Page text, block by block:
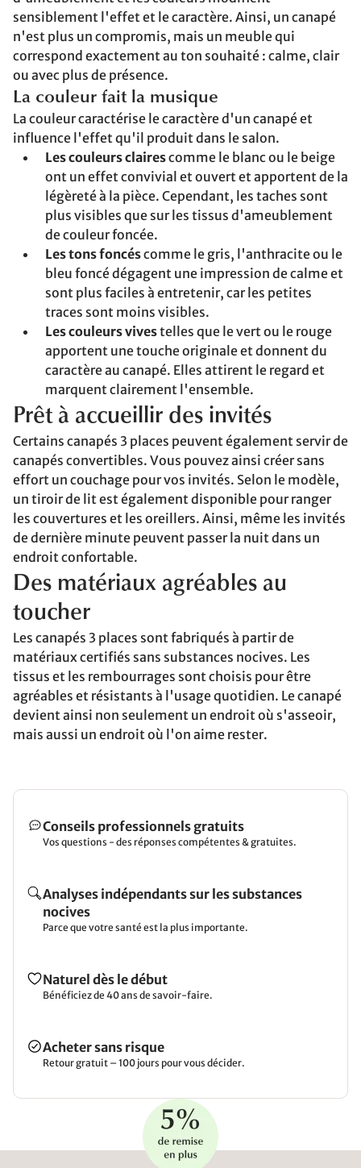
sensiblement l'effet et le caractère. Ainsi, un canapé
n'est plus un compromis, mais un meuble qui
correspond exactement au ton souhaité : calme, clair
ou avec plus de présence.
La couleur fait la musique
La couleur caractérise le caractère d'un canapé et
influence l'effet qu'il produit dans le salon.
Les couleurs clairescomme le blanc ou le beige
ont un effet convivial et ouvert et apportent de la
légèreté à la pièce. Cependant, les taches sont
plus visibles que sur les tissus d'ameublement
de couleur foncée.
Les tons foncéscomme le gris, l'anthracite ou le
bleu foncé dégagent une impression de calme et
sont plus faciles à entretenir, car les petites
traces sont moins visibles.
Les couleurs vivestelles que le vert ou le rouge
apportent une touche originale et donnent du
caractère au canapé. Elles attirent le regard et
marquent clairement l'ensemble.
Prêt à accueillir des invités
Certains canapés 3 places peuvent également servir de
canapés convertibles. Vous pouvez ainsi créer sans
effort un couchage pour vos invités. Selon le modèle,
un tiroir de lit est également disponible pour ranger
les couvertures et les oreillers. Ainsi, même les invités
de dernière minute peuvent passer la nuit dans un
endroit confortable.
Des matériaux agréables au
toucher
Les canapés 3 places sont fabriqués à partir de
matériaux certifiés sans substances nocives. Les
tissus et les rembourrages sont choisis pour être
agréables et résistants à l'usage quotidien. Le canapé
devient ainsi non seulement un endroit où s'asseoir,
mais aussi un endroit où l'on aime rester.
Conseils professionnels gratuits
Vos questions - des réponses compétentes & gratuites.
Analyses indépendants sur les substances
nocives
Parce que votre santé est la plus importante.
Naturel dès le début
Bénéficiez de 40 ans de savoir-faire.
Acheter sans risque
Retour gratuit – 100 jours pour vous décider.